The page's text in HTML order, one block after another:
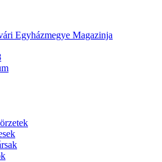
Egyházmegye Magazinja